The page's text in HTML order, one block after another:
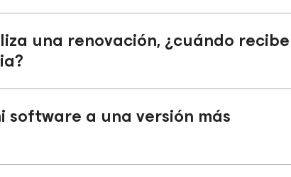
una renovación, ¿cuándo recibe
a una versión más